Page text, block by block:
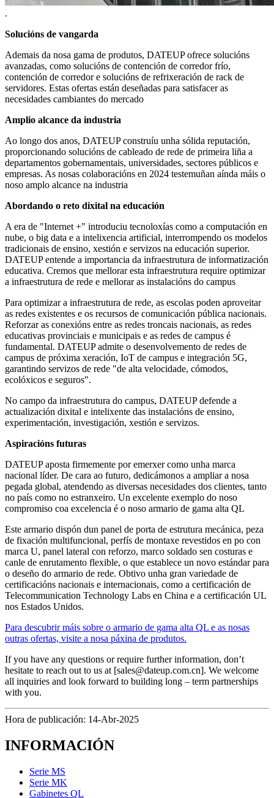
.
Solucións de vangarda
Ademais da nosa gama de produtos, DATEUP ofrece solucións
avanzadas, como solucións de contención de corredor frío,
contención de corredor e solucións de refrixeración de rack de
servidores. Estas ofertas están deseñadas para satisfacer as
necesidades cambiantes do mercado
Amplio alcance da industria
Ao longo dos anos, DATEUP construíu unha sólida reputación,
proporcionando solucións de cableado de rede de primeira liña a
departamentos gobernamentais, universidades, sectores públicos e
empresas. As nosas colaboracións en 2024 testemuñan aínda máis o
noso amplo alcance na industria
Abordando o reto dixital na educación
A era de "Internet +" introduciu tecnoloxías como a computación en
nube, o big data e a intelixencia artificial, interrompendo os modelos
tradicionais de ensino, xestión e servizos na educación superior.
DATEUP entende a importancia da infraestrutura de informatización
educativa. Cremos que mellorar esta infraestrutura require optimizar
a infraestrutura de rede e mellorar as instalacións do campus
Para optimizar a infraestrutura de rede, as escolas poden aproveitar
as redes existentes e os recursos de comunicación pública nacionais.
Reforzar as conexións entre as redes troncais nacionais, as redes
educativas provinciais e municipais e as redes de campus é
fundamental. DATEUP admite o desenvolvemento de redes de
campus de próxima xeración, IoT de campus e integración 5G,
garantindo servizos de rede "de alta velocidade, cómodos,
ecolóxicos e seguros".
No campo da infraestrutura do campus, DATEUP defende a
actualización dixital e intelixente das instalacións de ensino,
experimentación, investigación, xestión e servizos.
Aspiracións futuras
DATEUP aposta firmemente por emerxer como unha marca
nacional líder. De cara ao futuro, dedicámonos a ampliar a nosa
pegada global, atendendo as diversas necesidades dos clientes, tanto
no país como no estranxeiro. Un excelente exemplo do noso
compromiso coa excelencia é o noso armario de gama alta QL
Este armario dispón dun panel de porta de estrutura mecánica, peza
de fixación multifuncional, perfís de montaxe revestidos en po con
marca U, panel lateral con reforzo, marco soldado sen costuras e
canle de enrutamento flexible, o que establece un novo estándar para
o deseño do armario de rede. Obtivo unha gran variedade de
certificacións nacionais e internacionais, como a certificación de
Telecommunication Technology Labs en China e a certificación UL
nos Estados Unidos.
Para descubrir máis sobre o armario de gama alta QL e as nosas
outras ofertas, visite a nosa páxina de produtos.
If you have any questions or require further information, don’t
hesitate to reach out to us at [sales@dateup.com.cn]. We welcome
all inquiries and look forward to building long – term partnerships
with you.
Hora de publicación: 14-Abr-2025
INFORMACIÓN
Serie MS
Serie MK
Gabinetes QL